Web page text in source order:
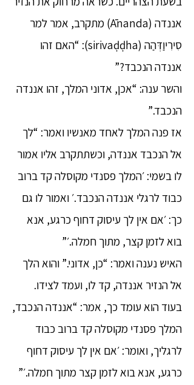
אננדה (Ānanda) מתקרב, אמר למר
סִירִיוַדְּהַה (sirivaḍḍha): “האם זהו
אננדה הנכבד?”
והשר ענה: “אכן, אדוני המלך, זהו אננדה
הנכבד.”
אז פנה המלך לאחד מאנשיו ואמר: “לך
אל הנכבד אננדה, וכשתתקרב אליו אמור
לו בשמי: ׳המלך פסנדי מקוסלה קד ברוב
כבוד לרגלי אננדה הנכבד.׳ ואמור לו גם
כך: ׳אם אין לך עיסוק דחוף כרגע, אנא
בוא לזמן קצר, מתוך חמלה.׳”
האיש נענה ואמר: “כן, אדוני.” והוא הלך
אל הנזיר אננדה, קד לו, ועמד לצידו.
בעוד הוא עומד כך, אמר: “אננדה הנכבד,
המלך פסנדי מקוסלה קד ברוב כבוד
לרגליך, ואומר: ׳אם אין לך עיסוק דחוף
כרגע, אנא בוא לזמן קצר מתוך חמלה.׳”